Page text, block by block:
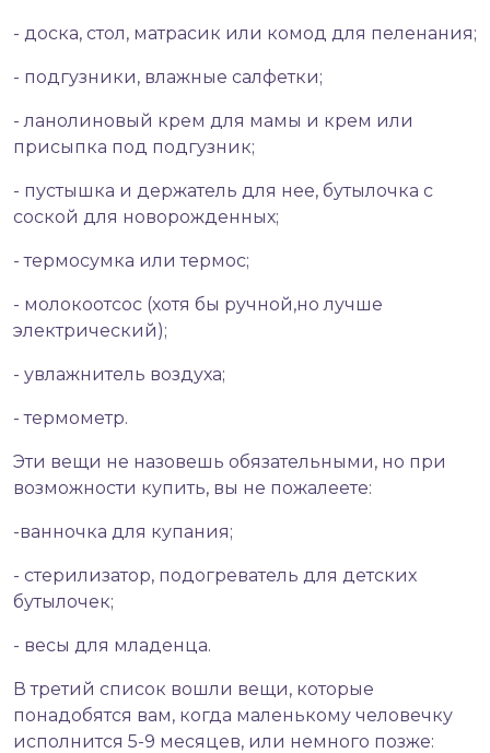
- доска, стол, матрасик или комод для пеленания;
- подгузники, влажные салфетки;
- ланолиновый крем для мамы и крем или
присыпка под подгузник;
- пустышка и держатель для нее, бутылочка с
соской для новорожденных;
- термосумка или термос;
- молокоотсос (хотя бы ручной,но лучше
электрический);
- увлажнитель воздуха;
- термометр.
Эти вещи не назовешь обязательными, но при
возможности купить, вы не пожалеете:
-ванночка для купания;
- стерилизатор, подогреватель для детских
бутылочек;
- весы для младенца.
В третий список вошли вещи, которые
понадобятся вам, когда маленькому человечку
исполнится 5-9 месяцев, или немного позже: